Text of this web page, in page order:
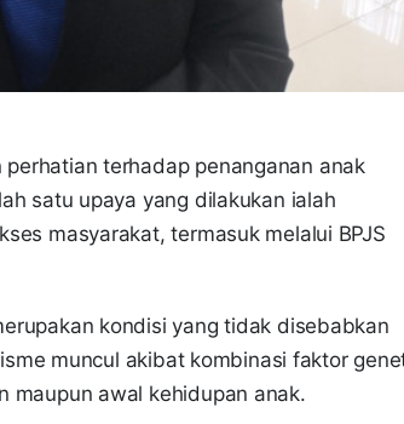
terhadap penanganan anak
satu upaya yang dilakukan ialah
masyarakat, termasuk melalui BPJS
kondisi yang tidak disebabkan
muncul akibat kombinasi faktor
maupun awal kehidupan anak.